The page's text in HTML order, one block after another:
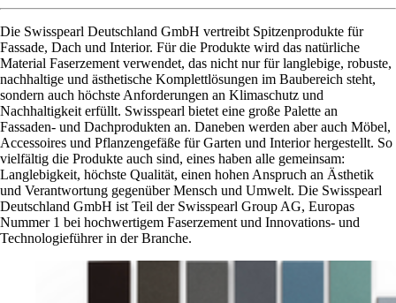
Die Swisspearl Deutschland GmbH vertreibt Spitzenprodukte für
Fassade, Dach und Interior. Für die Produkte wird das natürliche
Material Faserzement verwendet, das nicht nur für langlebige, robuste,
nachhaltige und ästhetische Komplettlösungen im Baubereich steht,
sondern auch höchste Anforderungen an Klimaschutz und
Nachhaltigkeit erfüllt. Swisspearl bietet eine große Palette an
Fassaden- und Dachprodukten an. Daneben werden aber auch Möbel,
Accessoires und Pflanzengefäße für Garten und Interior hergestellt. So
vielfältig die Produkte auch sind, eines haben alle gemeinsam:
Langlebigkeit, höchste Qualität, einen hohen Anspruch an Ästhetik
und Verantwortung gegenüber Mensch und Umwelt. Die Swisspearl
Deutschland GmbH ist Teil der Swisspearl Group AG, Europas
Nummer 1 bei hochwertigem Faserzement und Innovations- und
Technologieführer in der Branche.